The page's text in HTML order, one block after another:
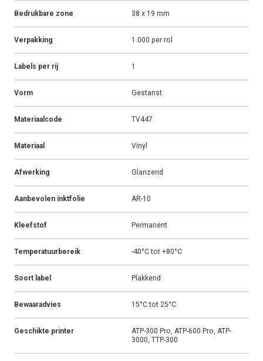
Bedrukbare zone 38 x 19 mm
Verpakking 1.000 per rol
Labels per rij 1
Vorm Gestanst
Materiaalcode TV447
Materiaal Vinyl
Afwerking Glanzend
Aanbevolen inktfolie AR-10
Kleefstof Permanent
Temperatuurbereik -40°C tot +80°C
Soort label Plakkend
Bewaaradvies 15°C tot 25°C
Geschikte printer
ATP-300 Pro, ATP-600 Pro, ATP-
3000, TTP-300